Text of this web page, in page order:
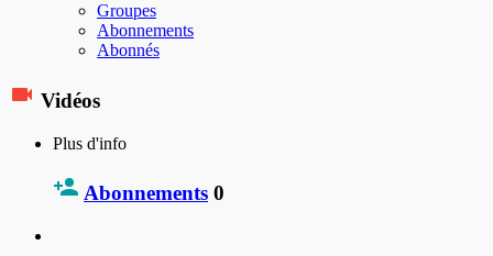
Groupes
Abonnements
Abonnés
Vidéos
Plus d'info
Abonnements 0